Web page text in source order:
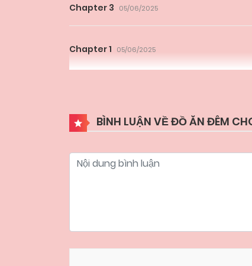
Chapter 3 05/06/2025
Chapter 1 05/06/2025
BÌNH LUẬN VỀ ĐỒ ĂN ĐÊM